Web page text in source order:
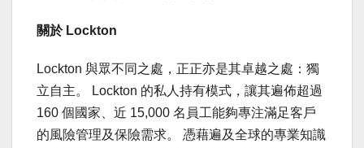
關於 Lockton
Lockton 與眾不同之處，正正亦是其卓越之處：獨
立自主。 Lockton 的私人持有模式，讓其遍佈超過
160 個國家、近 15,000 名員工能夠專注滿足客戶
的風險管理及保險需求。 憑藉遍及全球的專業知識